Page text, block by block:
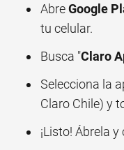
AbreGoogle
tu celular.
Busca "Claro
Selecciona la
Claro Chile) y
¡Listo! Ábrela